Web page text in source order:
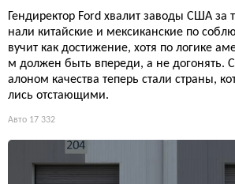
Гендиректор Ford хвалит заводы США за
нали китайские и мексиканские по
вучит как достижение, хотя по логике
м должен быть впереди, а не догонять.
алоном качества теперь стали страны,
лись отстающими.
Авто 17 332